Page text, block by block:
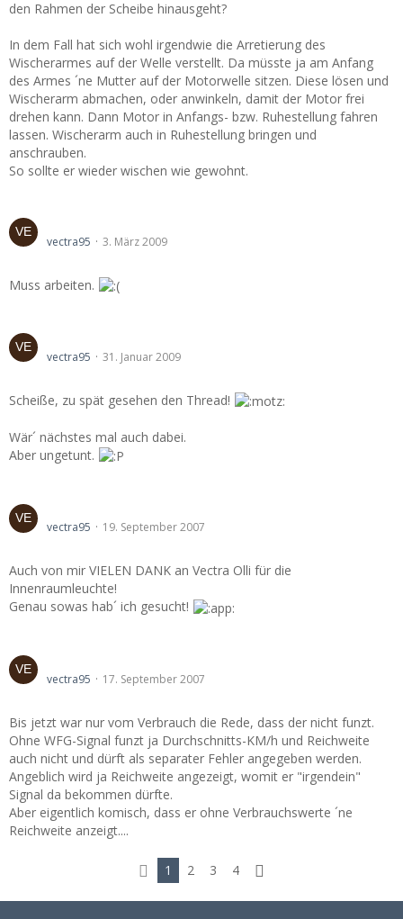
den Rahmen der Scheibe hinausgeht?
In dem Fall hat sich wohl irgendwie die Arretierung des
Wischerarmes auf der Welle verstellt. Da müsste ja am Anfang
des Armes ´ne Mutter auf der Motorwelle sitzen. Diese lösen und
Wischerarm abmachen, oder anwinkeln, damit der Motor frei
drehen kann. Dann Motor in Anfangs- bzw. Ruhestellung fahren
lassen. Wischerarm auch in Ruhestellung bringen und
anschrauben.
So sollte er wieder wischen wie gewohnt.
vectra95 3. März 2009
Muss arbeiten.
vectra95 31. Januar 2009
Scheiße, zu spät gesehen den Thread!
Wär´ nächstes mal auch dabei.
Aber ungetunt.
vectra95 19. September 2007
Auch von mir VIELEN DANK an Vectra Olli für die
Innenraumleuchte!
Genau sowas hab´ ich gesucht!
vectra95 17. September 2007
Bis jetzt war nur vom Verbrauch die Rede, dass der nicht funzt.
Ohne WFG-Signal funzt ja Durchschnitts-KM/h und Reichweite
auch nicht und dürft als separater Fehler angegeben werden.
Angeblich wird ja Reichweite angezeigt, womit er "irgendein"
Signal da bekommen dürfte.
Aber eigentlich komisch, dass er ohne Verbrauchswerte ´ne
Reichweite anzeigt....
1 2 3 4